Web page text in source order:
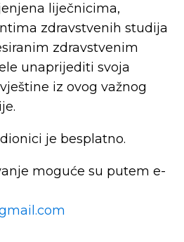
liječnicima,
zdravstvenih studija
zdravstvenim
unaprijediti svoja
iz ovog važnog
je besplatno.
moguće su putem e-